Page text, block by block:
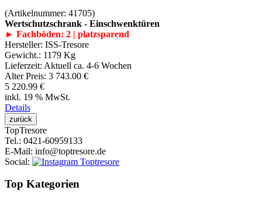
(Artikelnummer: 41705)
Wertschutzschrank - Einschwenktüren
► Fachböden: 2 | platzsparend
Hersteller: ISS-Tresore
Gewicht.: 1179 Kg
Lieferzeit: Aktuell ca. 4-6 Wochen
Alter Preis: 3 743.00 €
5 220.99 €
inkl. 19 % MwSt.
Details
TopTresore
Tel.: 0421-60959133
E-Mail: info@toptresore.de
Social:
Top Kategorien